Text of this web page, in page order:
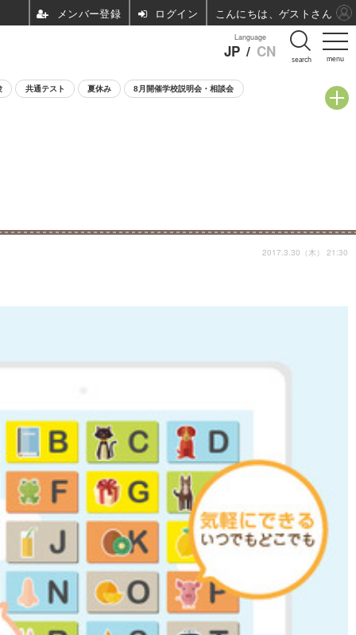
menu
Language
JP / CN search
共通テスト 夏休み 8月開催学校説明会・相談会
2017.3.30（木） 21:30
ログイン こんにちは、ゲストさん